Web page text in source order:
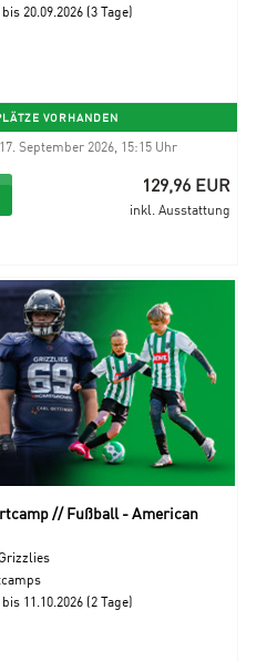
20.09.2026 (3 Tage)
VORHANDEN
September 2026, 15:15 Uhr
129,96 EUR
inkl. Ausstattung
// Fußball - American
11.10.2026 (2 Tage)